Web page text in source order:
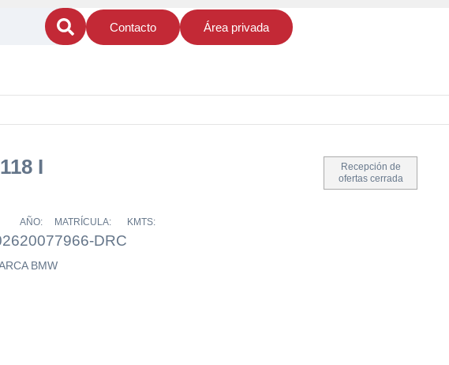
Contacto Área privada
I
Recepción de
ofertas cerrada
AÑO:
2007
MATRÍCULA:
7966-DRC
KMTS:
BMW